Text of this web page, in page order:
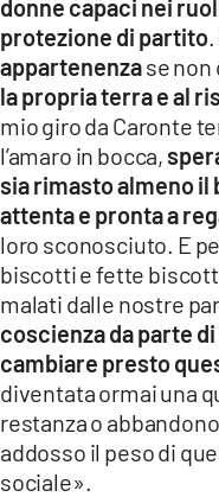
donne capaci nei
protezione di partito
appartenenzase
la propria terra e al
mio giro da Caronte
l’amaro in bocca,
sia rimasto almeno il
attenta e pronta a
loro sconosciuto. E
biscotti e fette
malati dalle nostre
coscienza da parte
cambiare presto
diventata ormai una
restanza o
addosso il peso di
sociale».